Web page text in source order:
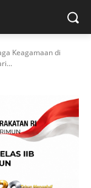
Keagamaan di